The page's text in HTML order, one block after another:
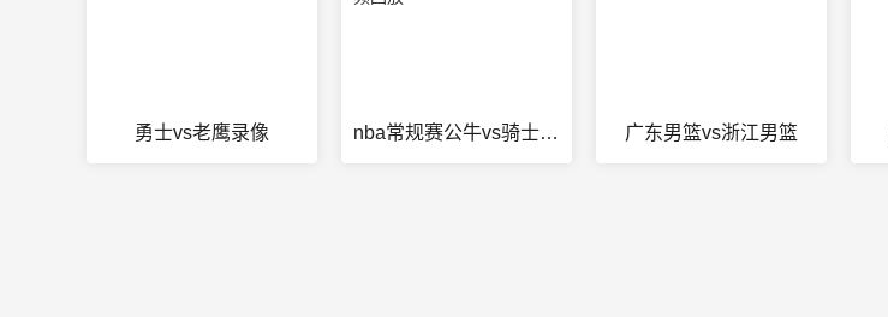
勇士vs老鹰录像 nba常规赛公牛vs骑士视频回放 广东男篮vs浙江男篮